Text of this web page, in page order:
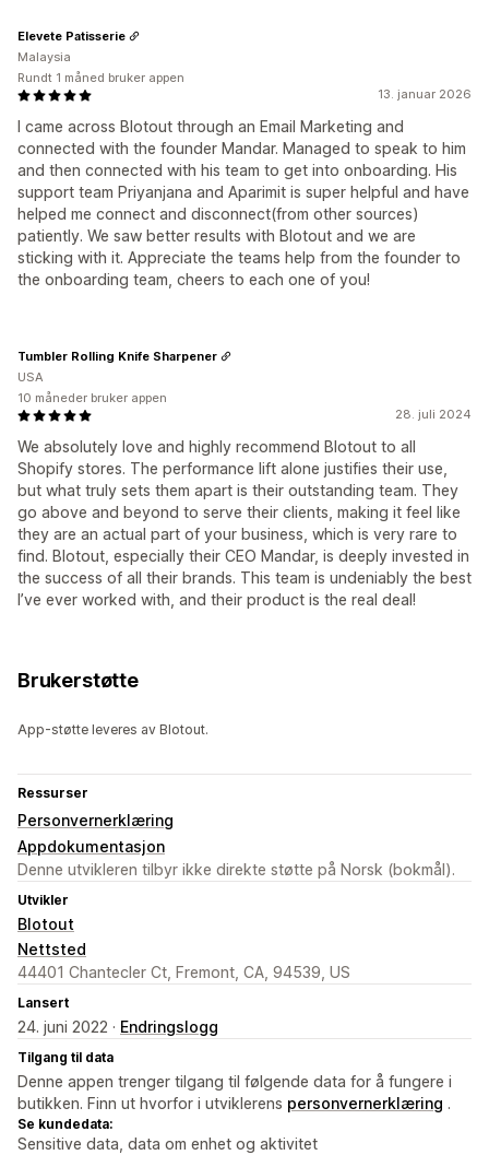
13. januar 2026
I came across Blotout through an Email Marketing and
connected with the founder Mandar. Managed to speak to him
and then connected with his team to get into onboarding. His
support team Priyanjana and Aparimit is super helpful and have
helped me connect and disconnect(from other sources)
patiently. We saw better results with Blotout and we are
sticking with it. Appreciate the teams help from the founder to
the onboarding team, cheers to each one of you!
Elevete Patisserie
Malaysia
Rundt 1 måned bruker appen
28. juli 2024
We absolutely love and highly recommend Blotout to all
Shopify stores. The performance lift alone justifies their use,
but what truly sets them apart is their outstanding team. They
go above and beyond to serve their clients, making it feel like
they are an actual part of your business, which is very rare to
find. Blotout, especially their CEO Mandar, is deeply invested in
the success of all their brands. This team is undeniably the best
I’ve ever worked with, and their product is the real deal!
Tumbler Rolling Knife Sharpener
USA
10 måneder bruker appen
Brukerstøtte
App-støtte leveres av Blotout.
Ressurser
Personvernerklæring
Appdokumentasjon
Denne utvikleren tilbyr ikke direkte støtte på Norsk (bokmål).
Utvikler
Blotout
Nettsted
44401 Chantecler Ct, Fremont, CA, 94539, US
Lansert
24. juni 2022 · Endringslogg
Tilgang til data
Denne appen trenger tilgang til følgende data for å fungere i
butikken. Finn ut hvorfor i utviklerens personvernerklæring .
Se kundedata:
Sensitive data, data om enhet og aktivitet